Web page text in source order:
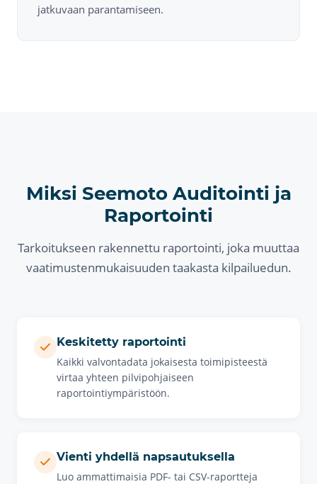
jatkuvaan parantamiseen.
Miksi Seemoto Auditointi ja
Raportointi
Tarkoitukseen rakennettu raportointi, joka muuttaa
vaatimustenmukaisuuden taakasta kilpailuedun.
Keskitetty raportointi
Kaikki valvontadata jokaisesta toimipisteestä
virtaa yhteen pilvipohjaiseen
raportointiympäristöön.
Vienti yhdellä napsautuksella
Luo ammattimaisia PDF- tai CSV-raportteja